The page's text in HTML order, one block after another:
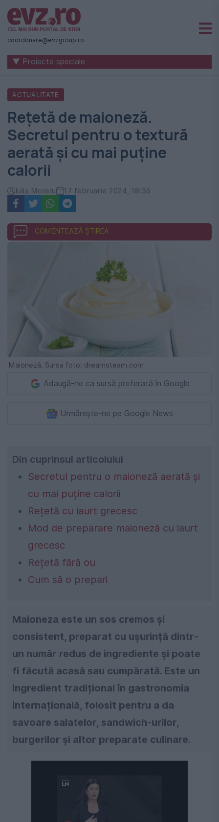
Știri
naționale
internaționale
România
-
Evenimentul
Zilei
coordonare@evzgroup.ro
▼ Proiecte speciale
ACTUALITATE
Rețetă de maioneză.
Secretul pentru o textură
aerată și cu mai puține
calorii
Iulia Moraru 17 februarie 2024, 18:36
COMENTEAZĂ ȘTIREA
Maioneză. Sursa foto: dreamsteam.com
Adaugă-ne ca sursă preferată în Google
Urmărește-ne pe Google News
Din cuprinsul articolului
Secretul pentru o maioneză aerată și
cu mai puține calorii
Rețetă cu iaurt grecesc
Mod de preparare maioneză cu iaurt
grecesc
Rețetă fără ou
Cum să o prepari
Maioneza este un sos cremos și
consistent, preparat cu ușurință dintr-
un număr redus de ingrediente și poate
fi făcută acasă sau cumpărată. Este un
ingredient tradițional în gastronomia
internațională, folosit pentru a da
savoare salatelor, sandwich-urilor,
burgerilor și altor preparate culinare.